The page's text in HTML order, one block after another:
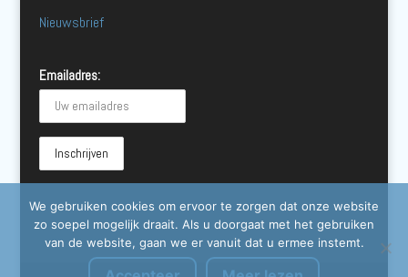
Nieuwsbrief
Emailadres:
We gebruiken cookies om ervoor te zorgen dat onze website
zo soepel mogelijk draait. Als u doorgaat met het gebruiken
van de website, gaan we er vanuit dat u ermee instemt.